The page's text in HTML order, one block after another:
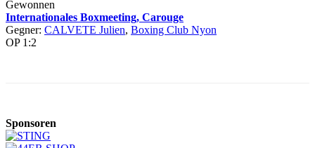
Gewonnen
Internationales Boxmeeting, Carouge
Gegner: CALVETE Julien, Boxing Club Nyon
OP 1:2
Sponsoren